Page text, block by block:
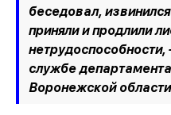
беседовал,
приняли и продлили
нетрудоспособности,
службе
Воронежской